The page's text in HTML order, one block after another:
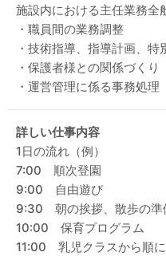
施設内における主任業務全
・職員間の業務調整
・技術指導、指導計画、
・保護者様との関係づくり
・運営管理に係る事務処
詳しい仕事内容
1日の流れ（例）
7:00 順次登園
9:00 自由遊び
9:30 朝の挨拶、散歩の準
10:00 保育プログラム
11:00 乳児クラスから順